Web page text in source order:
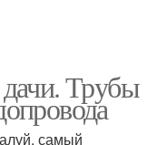
Трубы
самый